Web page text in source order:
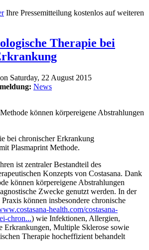
Ihre Pressemitteilung kostenlos auf weiteren
Therapie bei
on Saturday, 22 August 2015
News
können körpereigene Abstrahlungen
Plasmaprint Methode.
ist zentraler Bestandteil des
Konzepts von Costasana. Dank
können körpereigene Abstrahlungen
Zwecke genutzt werden. In der
können insbesondere chronische
health.com/costasana-
chron...) wie Infektionen, Allergien,
Erkrankungen, Multiple Sklerose sowie
Therapie hocheffizient behandelt